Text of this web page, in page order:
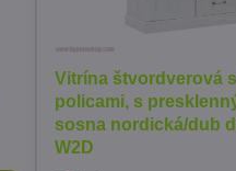
Vitrína štvordverová
policami, s
sosna nordická/dub
W2D